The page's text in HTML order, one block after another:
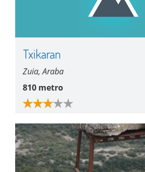
Txikaran
Zuia, Araba
810 metro